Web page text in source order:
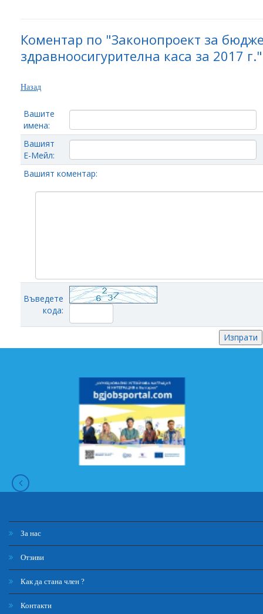
Коментар по "Законопроект за
здравноосигурителна каса за 2017
Назад
Вашите
имена:
Вашият
Е-Мейл:
Вашият коментар:
Въведете
кода:
За нас
Отзиви
Как да стана член ?
Контакти